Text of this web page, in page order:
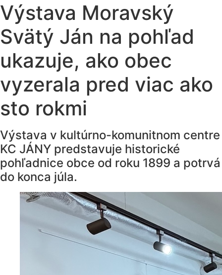
Výstava Moravský
Svätý Ján na pohľad
ukazuje, ako obec
vyzerala pred viac ako
sto rokmi
Výstava v kultúrno-komunitnom centre
KC JÁNY predstavuje historické
pohľadnice obce od roku 1899 a potrvá
do konca júla.